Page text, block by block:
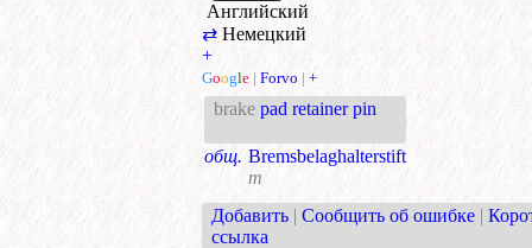
Английский
⇄ Немецкий
+
Google | Forvo | +
brake pad retainer pin
общ. Bremsbelaghalterstift
m
Добавить | Сообщить об ошибке |
ссылка